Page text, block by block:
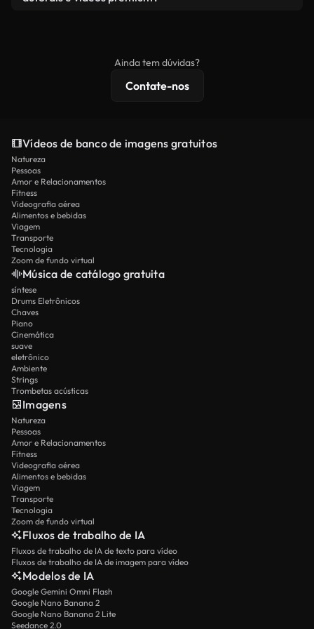
licenciamento estendidas.
Ainda tem dúvidas?
Contate-nos
Vídeos de banco de imagens gratuitos
Natureza
Pessoas
Amor e Relacionamentos
Fitness
Videografia aérea
Alimentos e bebidas
Viagem
Transporte
Tecnologia
Zoom de fundo virtual
Música de catálogo gratuita
síntese
Drums Eletrônicos
Chaves
Piano
Cinemática
suave
eletrônico
Ambiente
Strings
Trombetas acústicas
Imagens
Natureza
Pessoas
Amor e Relacionamentos
Fitness
Videografia aérea
Alimentos e bebidas
Viagem
Transporte
Tecnologia
Zoom de fundo virtual
Fluxos de trabalho de IA
Fluxos de trabalho de IA de texto para vídeo
Fluxos de trabalho de IA de imagem para vídeo
Modelos de IA
Google Gemini Omni Flash
Google Nano Banana 2
Google Nano Banana 2 Lite
Seedance 2.0